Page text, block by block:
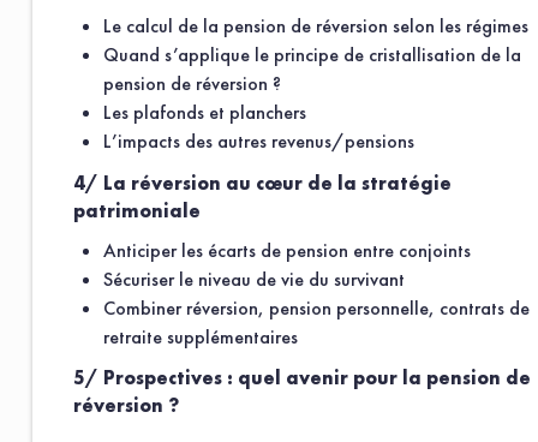
Le calcul de la pension de réversion selon les régimes
Quand s’applique le principe de cristallisation de la
pension de réversion ?
Les plafonds et planchers
L’impacts des autres revenus/pensions
4/ La réversion au cœur de la stratégie
patrimoniale
Anticiper les écarts de pension entre conjoints
Sécuriser le niveau de vie du survivant
Combiner réversion, pension personnelle, contrats de
retraite supplémentaires
5/ Prospectives : quel avenir pour la pension de
réversion ?